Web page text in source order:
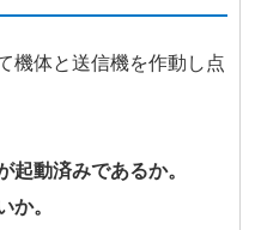
機体と送信機を作動し点
起動済みであるか。
か。